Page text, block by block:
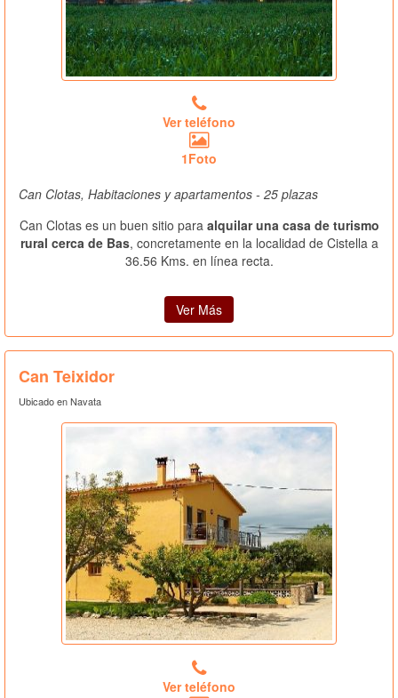
Ver teléfono
1Foto
Can Clotas, Habitaciones y apartamentos - 25 plazas
Can Clotas es un buen sitio para alquilar una casa de turismo
rural cerca de Bas, concretamente en la localidad de Cistella a
36.56 Kms. en línea recta.
Ver Más
Can Teixidor
Ubicado en Navata
Ver teléfono